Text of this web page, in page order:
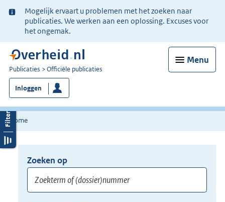
Ter
informatie:
Mogelijk ervaart u problemen met het zoeken naar
publicaties. We werken aan een oplossing. Excuses voor
het ongemak.
Menu
U
bent
nu
hier:
Publicaties Officiële publicaties
Inloggen
Home
Opnieuw
zoeken:
Zoeken op